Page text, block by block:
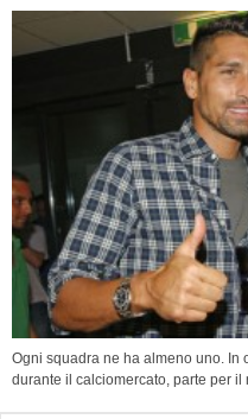
Ogni squadra ne ha almeno uno. In
durante il calciomercato, parte per il